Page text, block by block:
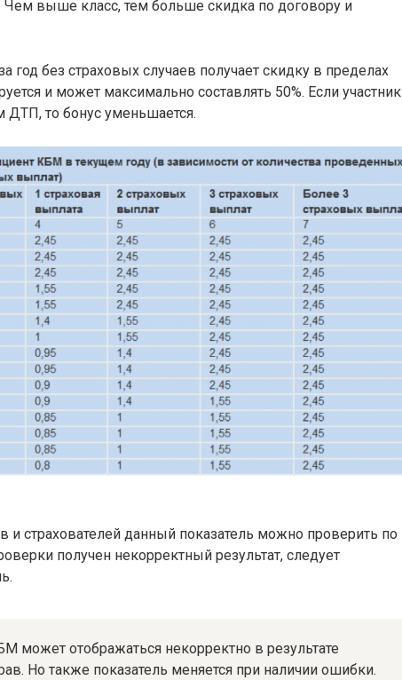
Чем выше класс, тем больше скидка по договору и
год без страховых случаев получает скидку в пределах
и может максимально составлять 50%. Если участник
то бонус уменьшается.
и страхователей данный показатель можно проверить по
получен некорректный результат, следует
может отображаться некорректно в результате
Но также показатель меняется при наличии ошибки.